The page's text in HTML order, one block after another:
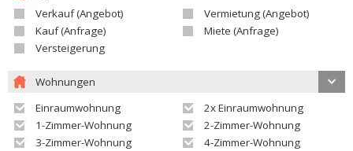
Verkauf (Angebot)
Vermietung (Angebot)
Kauf (Anfrage)
Miete (Anfrage)
Versteigerung
Wohnungen
Einraumwohnung
2x Einraumwohnung
1-Zimmer-Wohnung
2-Zimmer-Wohnung
3-Zimmer-Wohnung
4-Zimmer-Wohnung